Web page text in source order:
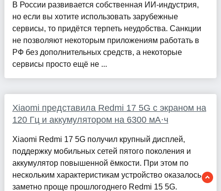
В России развивается собственная ИИ-индустрия,
но если вы хотите использовать зарубежные
сервисы, то придётся терпеть неудобства. Санкции
не позволяют некоторым приложениям работать в
РФ без дополнительных средств, а некоторые
сервисы просто ещё не ...
Xiaomi представила Redmi 17 5G с экраном на
120 Гц и аккумулятором на 6300 мА·ч
Xiaomi Redmi 17 5G получил крупный дисплей,
поддержку мобильных сетей пятого поколения и
аккумулятор повышенной ёмкости. При этом по
нескольким характеристикам устройство оказалось
заметно проще прошлогоднего Redmi 15 5G.